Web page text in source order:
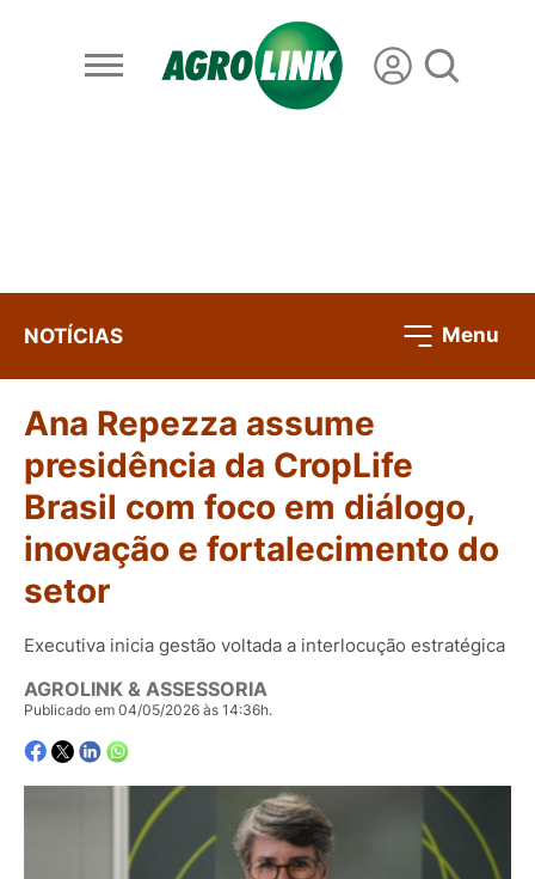
NOTÍCIAS Menu
Ana Repezza assume
presidência da CropLife
Brasil com foco em diálogo,
inovação e fortalecimento do
setor
Executiva inicia gestão voltada a interlocução estratégica
AGROLINK & ASSESSORIA
Publicado em 04/05/2026 às 14:36h.